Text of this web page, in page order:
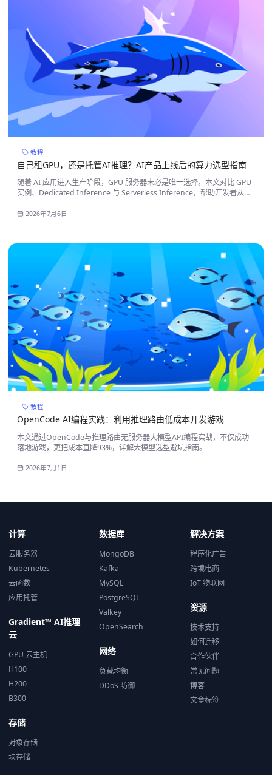
教程
自己租GPU，还是托管AI推理？AI产品上线后的算力选型指南
随着 AI 应用进入生产阶段，GPU 服务器未必是唯一选择。本文对比 GPU
实例、Dedicated Inference 与 Serverless Inference，帮助开发者从运
维、性能、成本等维度选择更适合的 AI 推理方案。
2026年7月6日
教程
OpenCode AI编程实践：利用推理路由低成本开发游戏
本文通过OpenCode与推理路由无服务器大模型API编程实战，不仅成功
落地游戏，更把成本直降93%，详解大模型选型避坑指南。
2026年7月1日
计算
云服务器
Kubernetes
云函数
应用托管
Gradient™ AI推理
云
GPU 云主机
H100
H200
B300
存储
对象存储
块存储
数据库
MongoDB
Kafka
MySQL
PostgreSQL
Valkey
OpenSearch
网络
负载均衡
DDoS 防御
解决方案
程序化广告
跨境电商
IoT 物联网
资源
技术支持
如何迁移
合作伙伴
常见问题
博客
文章标签